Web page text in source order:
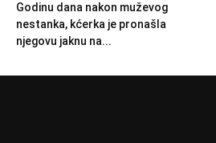
Godinu dana nakon muževog
nestanka, kćerka je pronašla
njegovu jaknu na...